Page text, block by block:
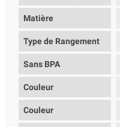
Matière
Type de Rangement
Sans BPA
Couleur
Couleur